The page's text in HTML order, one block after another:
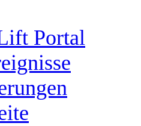
Portal